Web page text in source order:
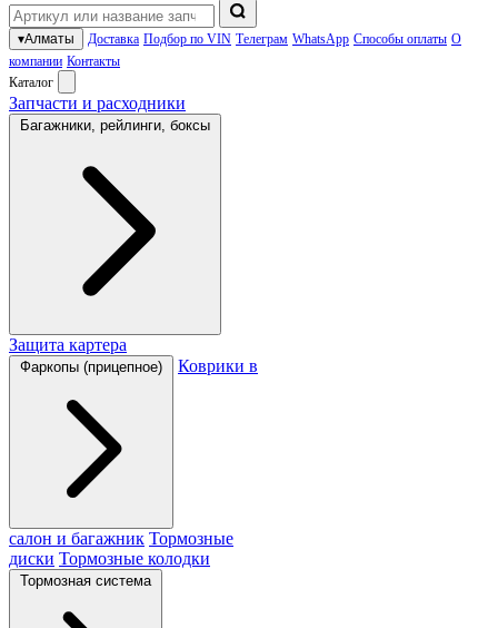
▾Алматы Доставка Подбор по VIN Телеграм WhatsApp Способы оплаты О
компании Контакты
Каталог
Запчасти и расходники
Багажники, рейлинги, боксы
Защита картера
Фаркопы (прицепное) Коврики в
салон и багажник Тормозные
диски Тормозные колодки
Тормозная система